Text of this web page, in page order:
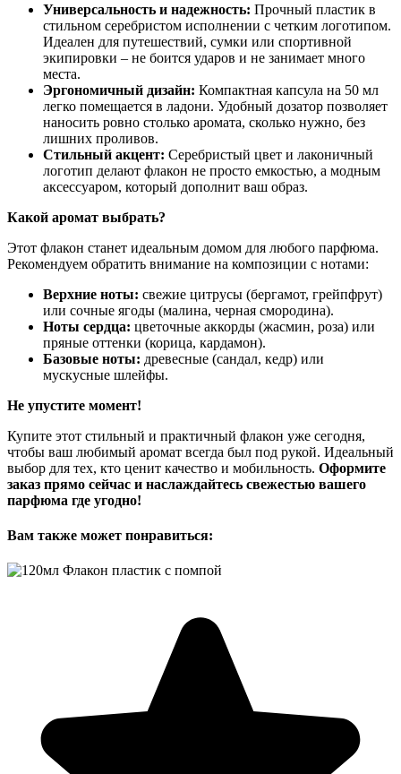
Универсальность и надежность: Прочный пластик в
стильном серебристом исполнении с четким логотипом.
Идеален для путешествий, сумки или спортивной
экипировки – не боится ударов и не занимает много
места.
Эргономичный дизайн: Компактная капсула на 50 мл
легко помещается в ладони. Удобный дозатор позволяет
наносить ровно столько аромата, сколько нужно, без
лишних проливов.
Стильный акцент: Серебристый цвет и лаконичный
логотип делают флакон не просто емкостью, а модным
аксессуаром, который дополнит ваш образ.
Какой аромат выбрать?
Этот флакон станет идеальным домом для любого парфюма.
Рекомендуем обратить внимание на композиции с нотами:
Верхние ноты: свежие цитрусы (бергамот, грейпфрут)
или сочные ягоды (малина, черная смородина).
Ноты сердца: цветочные аккорды (жасмин, роза) или
пряные оттенки (корица, кардамон).
Базовые ноты: древесные (сандал, кедр) или
мускусные шлейфы.
Не упустите момент!
Купите этот стильный и практичный флакон уже сегодня,
чтобы ваш любимый аромат всегда был под рукой. Идеальный
выбор для тех, кто ценит качество и мобильность. Оформите
заказ прямо сейчас и наслаждайтесь свежестью вашего
парфюма где угодно!
Вам также может понравиться: